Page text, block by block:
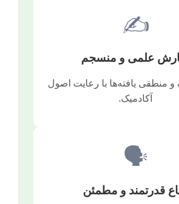
✍️
علمی و منسجم
و منطقی یافته‌ها با رعایت اصول
آکادمیک.
🗣️
قدرتمند و مطمئن